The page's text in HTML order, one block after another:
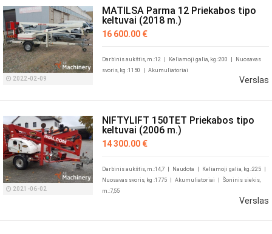
2022-02-09
MATILSA Parma 12 Priekabos tipo
keltuvai (2018 m.)
16 600.00 €
Darbinis aukštis, m.:12 Keliamoji galia, kg.:200
Nuosavas
svoris, kg :1150
Akumuliatoriai
Verslas
2021-06-02
NIFTYLIFT 150TET Priekabos tipo
keltuvai (2006 m.)
14 300.00 €
Darbinis aukštis, m.:14,7 Naudota Keliamoji galia, kg.:225
Nuosavas svoris, kg :1775
Akumuliatoriai
Šoninis siekis,
m.:7,55
Verslas